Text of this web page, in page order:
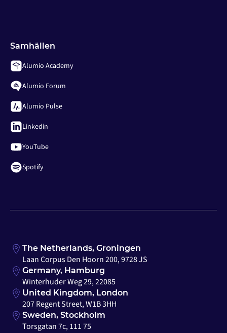
Samhällen
Alumio Academy
Alumio Forum
Alumio Pulse
Linkedin
YouTube
Spotify
The Netherlands, Groningen
Laan Corpus Den Hoorn 200, 9728 JS
Germany, Hamburg
Winterhuder Weg 29, 22085
United Kingdom, London
207 Regent Street, W1B 3HH
Sweden, Stockholm
Torsgatan 7c, 111 75